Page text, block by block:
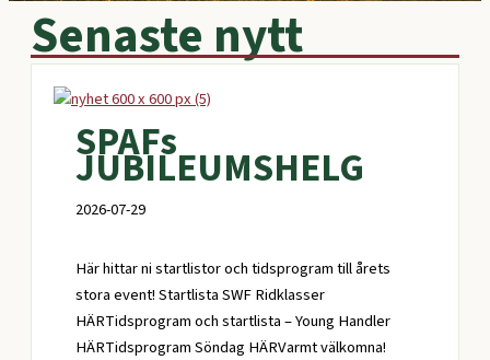
Senaste nytt
SPAFs
JUBILEUMSHELG
2026-07-29
Här hittar ni startlistor och tidsprogram till årets
stora event! Startlista SWF Ridklasser
HÄRTidsprogram och startlista – Young Handler
HÄRTidsprogram Söndag HÄRVarmt välkomna!